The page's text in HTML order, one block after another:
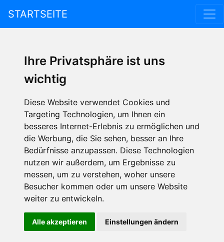
Ihre Privatsphäre ist uns
wichtig
Diese Website verwendet Cookies und
Targeting Technologien, um Ihnen ein
besseres Internet-Erlebnis zu ermöglichen und
die Werbung, die Sie sehen, besser an Ihre
Bedürfnisse anzupassen. Diese Technologien
nutzen wir außerdem, um Ergebnisse zu
messen, um zu verstehen, woher unsere
Besucher kommen oder um unsere Website
weiter zu entwickeln.
Alle akzeptieren Einstellungen ändern
STARTSEITE